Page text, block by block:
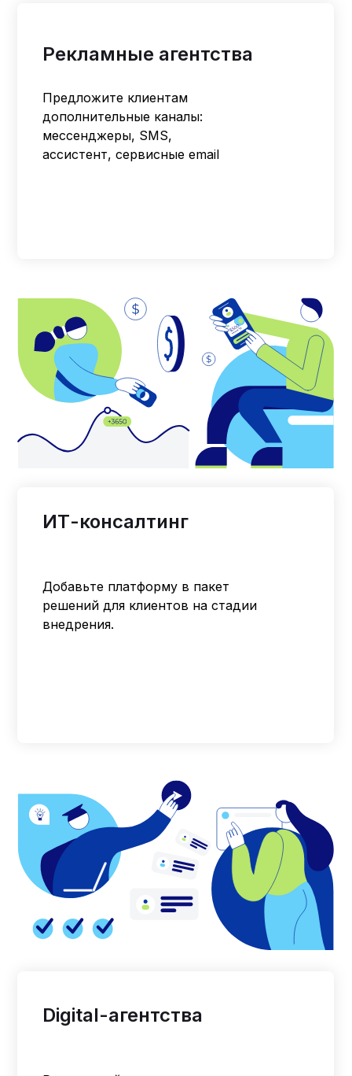
Рекламные агентства
Предложите клиентам
дополнительные каналы:
мессенджеры, SMS,
ассистент, сервисные email
ИТ-консалтинг
Добавьте платформу в пакет
решений для клиентов на стадии
внедрения.
Digital-агентства